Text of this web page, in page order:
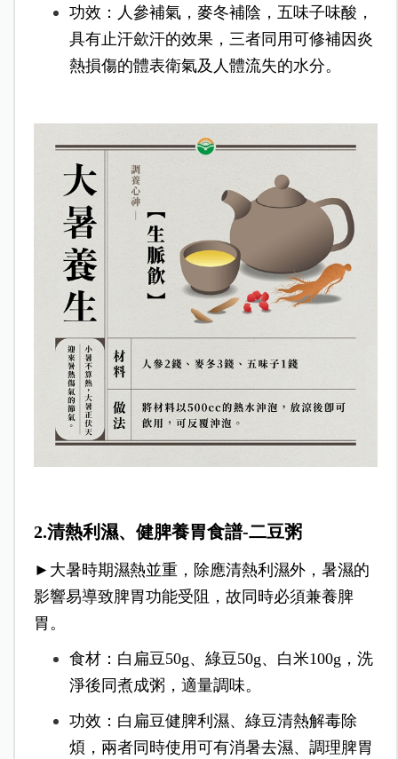
功效：人參補氣，麥冬補陰，五味子味酸，
具有止汗歛汗的效果，三者同用可修補因炎
熱損傷的體表衛氣及人體流失的水分。
2.清熱利濕、健脾養胃食譜-二豆粥
►大暑時期濕熱並重，除應清熱利濕外，暑濕的
影響易導致脾胃功能受阻，故同時必須兼養脾
胃。
食材：白扁豆50g、綠豆50g、白米100g，洗
淨後同煮成粥，適量調味。
功效：白扁豆健脾利濕、綠豆清熱解毒除
煩，兩者同時使用可有消暑去濕、調理脾胃